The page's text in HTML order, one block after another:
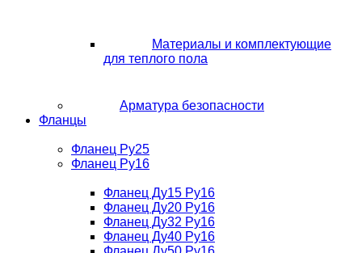
Материалы и комплектующие
для теплого пола
Арматура безопасности
Фланцы
Фланец Ру25
Фланец Ру16
Фланец Ду15 Ру16
Фланец Ду20 Ру16
Фланец Ду32 Ру16
Фланец Ду40 Ру16